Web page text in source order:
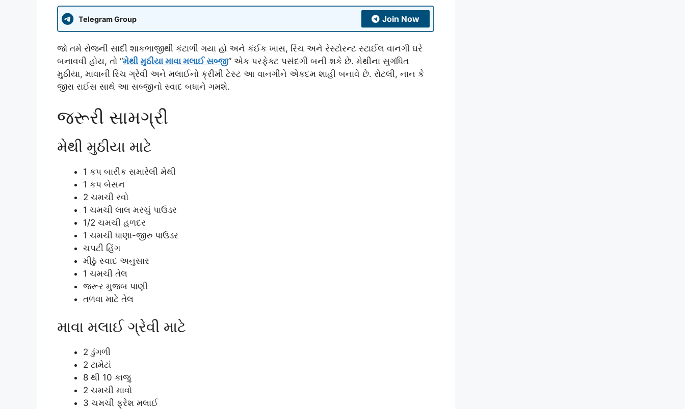
Telegram Group Join Now
જો તમે રોજની સાદી શાકભાજીથી કંટાળી ગયા હો અને કંઈક ખાસ, રિચ અને રેસ્ટોરન્ટ સ્ટાઈલ વાનગી ઘરે
બનાવવી હોય, તો “મેથી મુઠીયા માવા મલાઈ સબ્જી” એક પરફેક્ટ પસંદગી બની શકે છે. મેથીના સુગંધિત
મુઠીયા, માવાની રિચ ગ્રેવી અને મલાઈનો ક્રીમી ટેસ્ટ આ વાનગીને એકદમ શાહી બનાવે છે. રોટલી, નાન કે
જીરા રાઈસ સાથે આ સબ્જીનો સ્વાદ બધાને ગમશે.
જરૂરી સામગ્રી
મેથી મુઠીયા માટે
1 કપ બારીક સમારેલી મેથી
1 કપ બેસન
2 ચમચી રવો
1 ચમચી લાલ મરચું પાઉડર
1/2 ચમચી હળદર
1 ચમચી ધાણા-જીરુ પાઉડર
ચપટી હિંગ
મીઠું સ્વાદ અનુસાર
1 ચમચી તેલ
જરૂર મુજબ પાણી
તળવા માટે તેલ
માવા મલાઈ ગ્રેવી માટે
2 ડુંગળી
2 ટામેટાં
8 થી 10 કાજુ
2 ચમચી માવો
3 ચમચી ફ્રેશ મલાઈ